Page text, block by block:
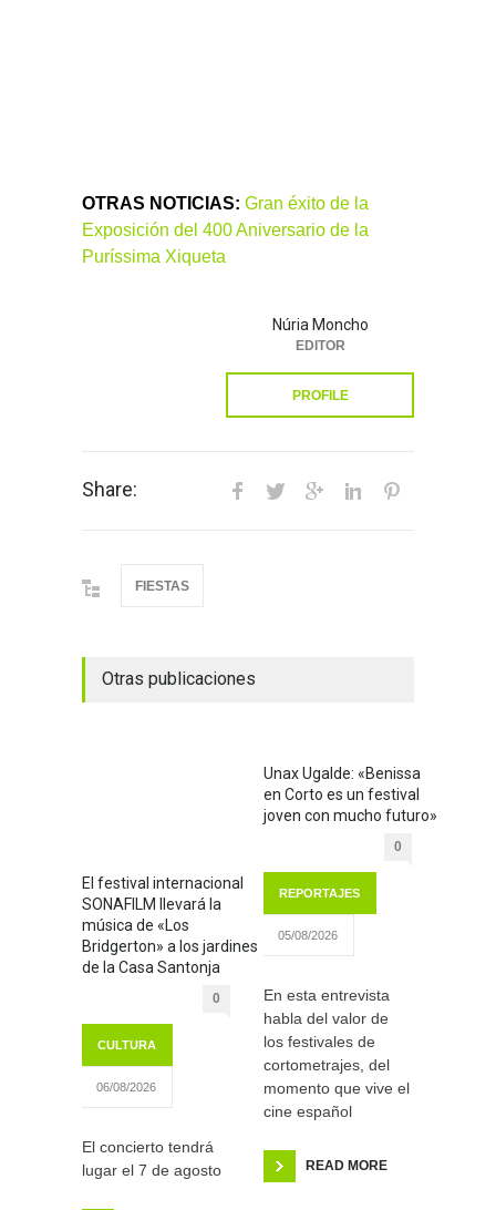
OTRAS NOTICIAS: Gran éxito de la
Exposición del 400 Aniversario de la
Puríssima Xiqueta
Núria Moncho
EDITOR
PROFILE
Share:
FIESTAS
Otras publicaciones
El festival internacional
SONAFILM llevará la
música de «Los
Bridgerton» a los jardines
de la Casa Santonja
0
CULTURA
06/08/2026
El concierto tendrá
lugar el 7 de agosto
Unax Ugalde: «Benissa
en Corto es un festival
joven con mucho futuro»
0
REPORTAJES
05/08/2026
En esta entrevista
habla del valor de
los festivales de
cortometrajes, del
momento que vive el
cine español
READ MORE